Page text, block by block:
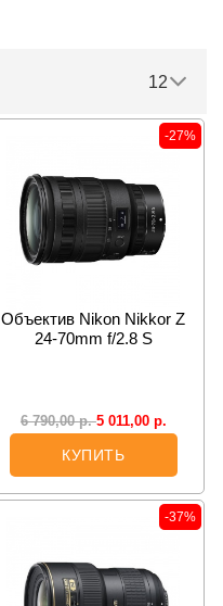
12
-27%
Объектив Nikon Nikkor Z
24-70mm f/2.8 S
6 790,00р. 5 011,00 р.
КУПИТЬ
-37%